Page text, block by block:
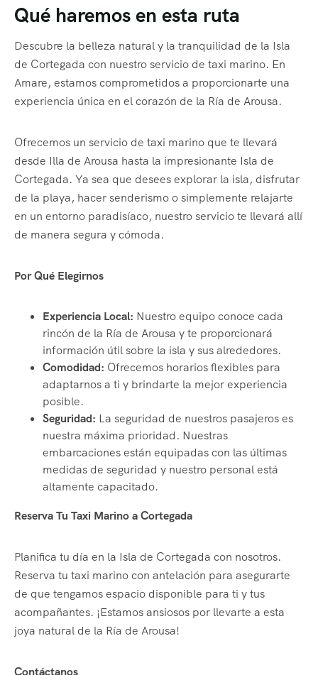
Qué haremos en esta ruta
Descubre la belleza natural y la tranquilidad de la Isla
de Cortegada con nuestro servicio de taxi marino. En
Amare, estamos comprometidos a proporcionarte una
experiencia única en el corazón de la Ría de Arousa.
Ofrecemos un servicio de taxi marino que te llevará
desde Illa de Arousa hasta la impresionante Isla de
Cortegada. Ya sea que desees explorar la isla, disfrutar
de la playa, hacer senderismo o simplemente relajarte
en un entorno paradisíaco, nuestro servicio te llevará allí
de manera segura y cómoda.
Por Qué Elegirnos
Experiencia Local: Nuestro equipo conoce cada
rincón de la Ría de Arousa y te proporcionará
información útil sobre la isla y sus alrededores.
Comodidad: Ofrecemos horarios flexibles para
adaptarnos a ti y brindarte la mejor experiencia
posible.
Seguridad: La seguridad de nuestros pasajeros es
nuestra máxima prioridad. Nuestras
embarcaciones están equipadas con las últimas
medidas de seguridad y nuestro personal está
altamente capacitado.
Reserva Tu Taxi Marino a Cortegada
Planifica tu día en la Isla de Cortegada con nosotros.
Reserva tu taxi marino con antelación para asegurarte
de que tengamos espacio disponible para ti y tus
acompañantes. ¡Estamos ansiosos por llevarte a esta
joya natural de la Ría de Arousa!
Contáctanos